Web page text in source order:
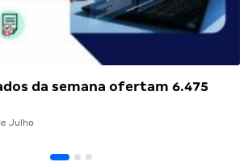
da semana ofertam 6.475
Julho